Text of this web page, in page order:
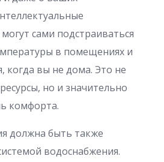
сами подстраиваться
в помещениях и
когда вы не дома. Это не
но и значительно
комфорта.
должна быть также
водоснабжения.